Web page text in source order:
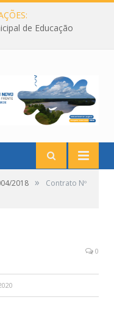
de Educação
2018 »
Contrato Nº
0